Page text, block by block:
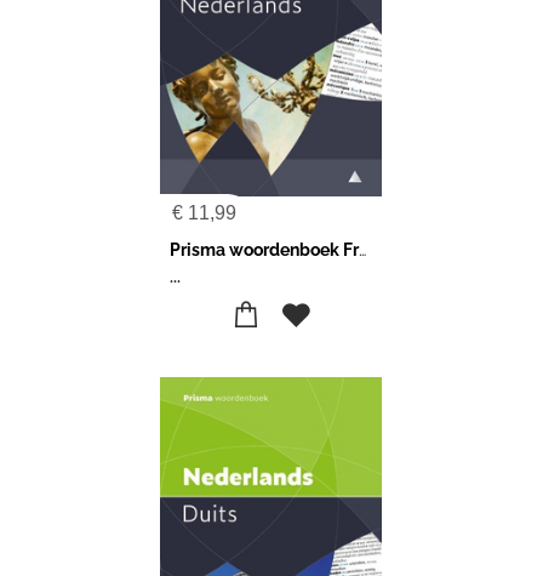
€ 11,99
Prisma woordenboek Frans-Nederlands
...